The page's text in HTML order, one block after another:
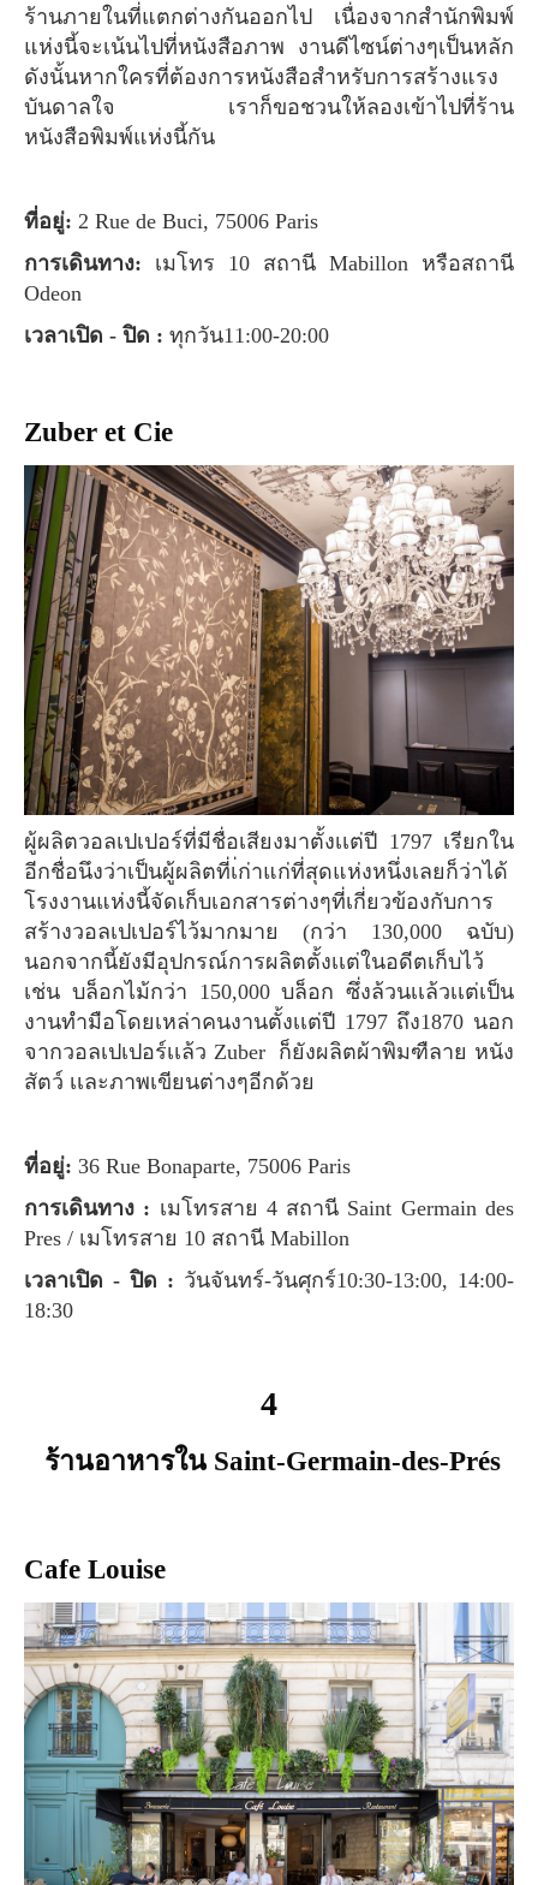
ร้านภายในที่แตกต่างกันออกไป เนื่องจากสำนักพิมพ์
แห่งนี้จะเน้นไปที่หนังสือภาพ งานดีไซน์ต่างๆเป็นหลัก
ดังนั้นหากใครที่ต้องการหนังสือสำหรับการสร้างแรง
บันดาลใจ เราก็ขอชวนให้ลองเข้าไปที่ร้าน
หนังสือพิมพ์แห่งนี้กัน
ที่อยู่: 2 Rue de Buci, 75006 Paris
การเดินทาง: เมโทร 10 สถานี Mabillon หรือสถานี
Odeon
เวลาเปิด - ปิด : ทุกวัน11:00-20:00
Zuber et Cie
ผู้ผลิตวอลเปเปอร์ที่มีชื่อเสียงมาตั้งเเต่ปี 1797 เรียกใน
อีกชื่อนึงว่าเป็นผู้ผลิตที่เ่ก่าแก่ที่สุดแห่งหนึ่งเลยก็ว่าได้
โรงงานแห่งนี้จัดเก็บเอกสารต่างๆที่เกี่ยวข้องกับการ
สร้างวอลเปเปอร์ไว้มากมาย (กว่า 130,000 ฉบับ)
นอกจากนี้ยังมีอุปกรณ์การผลิตตั้งเเต่ในอดีตเก็บไว้
เช่น บล็อกไม้กว่า 150,000 บล็อก ซึ่งล้วนเเล้วเเต่เป็น
งานทำมือโดยเหล่าคนงานตั้งเเต่ปี 1797 ถึง1870 นอก
จากวอลเปเปอร์เเล้ว Zuber ก็ยังผลิตผ้าพิมฑืลาย หนัง
สัตว์ เเละภาพเขียนต่างๆอีกด้วย
ที่อยู่: 36 Rue Bonaparte, 75006 Paris
การเดินทาง : เมโทรสาย 4 สถานี Saint Germain des
Pres / เมโทรสาย 10 สถานี Mabillon
เวลาเปิด - ปิด : วันจันทร์-วันศุกร์10:30-13:00, 14:00-
18:30
4
ร้านอาหารใน Saint-Germain-des-Prés
Cafe Louise